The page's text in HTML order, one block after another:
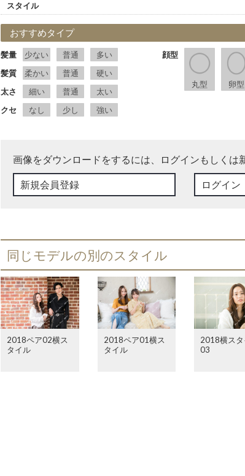
スタイル
おすすめタイプ
髪量 少ない 普通
多い
髪質
柔かい 普通
硬い
太さ
細い 普通
太い
クセ
なし 少し 強い
顔型
丸型 卵型
画像をダウンロードをするには、ログインもしくは
新規会員登録 ログイン
同じモデルの別のスタイル
2018ペア02横ス
タイル
2018ペア01横ス
タイル
2018横ス
03